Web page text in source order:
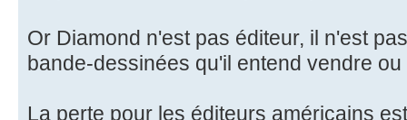
Or Diamond n'est pas éditeur, il n'est
bande-dessinées qu'il entend vendre
La perte pour les éditeurs américains